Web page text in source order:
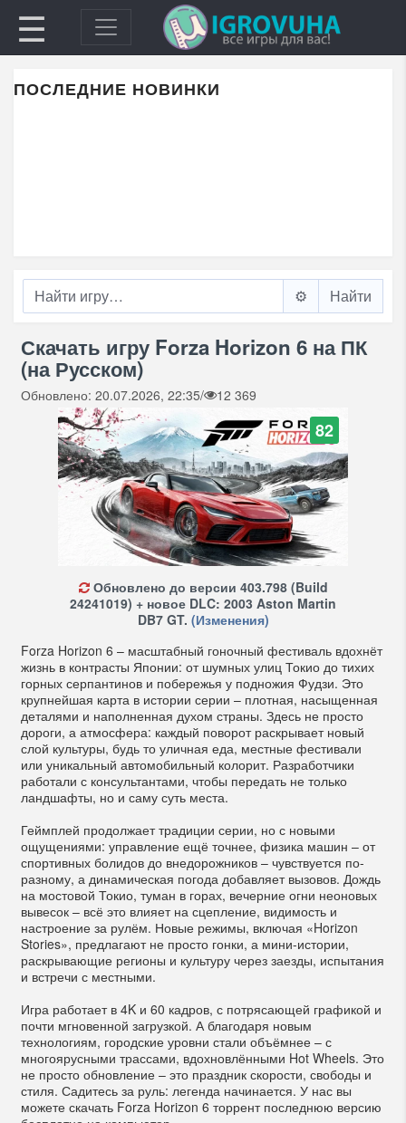
☰
ПОСЛЕДНИЕ НОВИНКИ
⚙️
Скачать игру Forza Horizon 6 на ПК
(на Русском)
Обновлено: 20.07.2026, 22:35/ 12 369
82
Обновлено до версии 403.798 (Build
24241019) + новое DLC: 2003 Aston Martin
DB7 GT. (Изменения)
Forza Horizon 6 – масштабный гоночный фестиваль вдохнёт
жизнь в контрасты Японии: от шумных улиц Токио до тихих
горных серпантинов и побережья у подножия Фудзи. Это
крупнейшая карта в истории серии – плотная, насыщенная
деталями и наполненная духом страны. Здесь не просто
дороги, а атмосфера: каждый поворот раскрывает новый
слой культуры, будь то уличная еда, местные фестивали
или уникальный автомобильный колорит. Разработчики
работали с консультантами, чтобы передать не только
ландшафты, но и саму суть места.
Геймплей продолжает традиции серии, но с новыми
ощущениями: управление ещё точнее, физика машин – от
спортивных болидов до внедорожников – чувствуется по-
разному, а динамическая погода добавляет вызовов. Дождь
на мостовой Токио, туман в горах, вечерние огни неоновых
вывесок – всё это влияет на сцепление, видимость и
настроение за рулём. Новые режимы, включая «Horizon
Stories», предлагают не просто гонки, а мини-истории,
раскрывающие регионы и культуру через заезды, испытания
и встречи с местными.
Игра работает в 4K и 60 кадров, с потрясающей графикой и
почти мгновенной загрузкой. А благодаря новым
технологиям, городские уровни стали объёмнее – с
многоярусными трассами, вдохновлёнными Hot Wheels. Это
не просто обновление – это праздник скорости, свободы и
стиля. Садитесь за руль: легенда начинается. У нас вы
можете скачать Forza Horizon 6 торрент последнюю версию